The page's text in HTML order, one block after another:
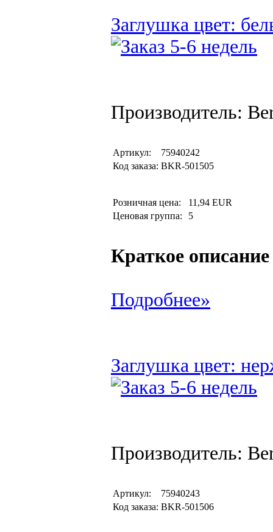
Заглушка цвет:
Производитель:
Артикул:
75940242
Код заказа: BKR-501505
Розничная цена:
11,94 EUR
Ценовая группа:
5
Краткое описание
Подробнее»
Заглушка цвет:
Производитель:
Артикул:
75940243
Код заказа: BKR-501506